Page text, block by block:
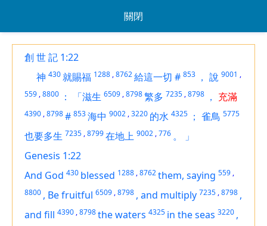
關閉
創 世 記 1:22
神 430就賜福 1288 ,8762給這一切 # 853 ， 說 9001 ,
559 ,8800 ： 「滋生 6509 ,8798繁多 7235 ,8798 ， 充滿
4390 ,8798# 853海中 9002 ,3220 的水 4325 ； 雀鳥 5775
也要多生 7235 ,8799在地上 9002 ,776 。
」
Genesis 1:22
And God 430 blessed 1288 ,8762them, saying 559 ,
8800 , Be fruitful 6509 ,8798 , and multiply 7235 ,8798 ,
and fill 4390 ,8798the waters 4325 in the seas 3220 ,